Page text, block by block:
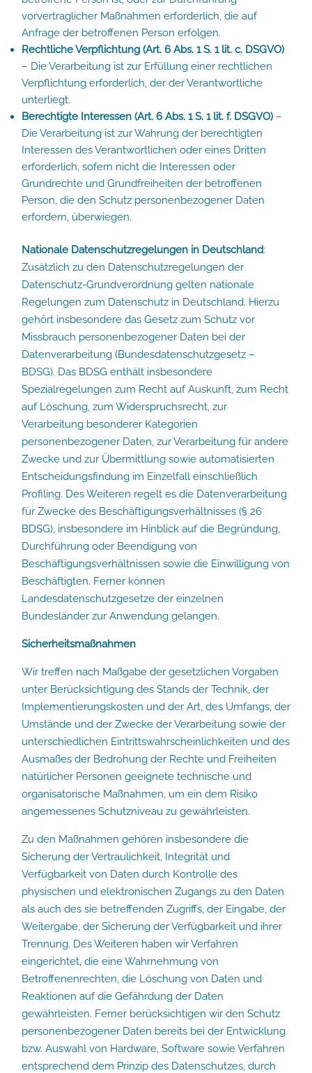
vorvertraglicher Maßnahmen erforderlich, die auf
Anfrage der betroffenen Person erfolgen.
Rechtliche Verpflichtung (Art. 6 Abs. 1 S. 1 lit. c. DSGVO)
– Die Verarbeitung ist zur Erfüllung einer rechtlichen
Verpflichtung erforderlich, der der Verantwortliche
unterliegt.
Berechtigte Interessen (Art. 6 Abs. 1 S. 1 lit. f. DSGVO) –
Die Verarbeitung ist zur Wahrung der berechtigten
Interessen des Verantwortlichen oder eines Dritten
erforderlich, sofern nicht die Interessen oder
Grundrechte und Grundfreiheiten der betroffenen
Person, die den Schutz personenbezogener Daten
erfordern, überwiegen.
Nationale Datenschutzregelungen in Deutschland:
Zusätzlich zu den Datenschutzregelungen der
Datenschutz-Grundverordnung gelten nationale
Regelungen zum Datenschutz in Deutschland. Hierzu
gehört insbesondere das Gesetz zum Schutz vor
Missbrauch personenbezogener Daten bei der
Datenverarbeitung (Bundesdatenschutzgesetz –
BDSG). Das BDSG enthält insbesondere
Spezialregelungen zum Recht auf Auskunft, zum Recht
auf Löschung, zum Widerspruchsrecht, zur
Verarbeitung besonderer Kategorien
personenbezogener Daten, zur Verarbeitung für andere
Zwecke und zur Übermittlung sowie automatisierten
Entscheidungsfindung im Einzelfall einschließlich
Profiling. Des Weiteren regelt es die Datenverarbeitung
für Zwecke des Beschäftigungsverhältnisses (§ 26
BDSG), insbesondere im Hinblick auf die Begründung,
Durchführung oder Beendigung von
Beschäftigungsverhältnissen sowie die Einwilligung von
Beschäftigten. Ferner können
Landesdatenschutzgesetze der einzelnen
Bundesländer zur Anwendung gelangen.
Sicherheitsmaßnahmen
Wir treffen nach Maßgabe der gesetzlichen Vorgaben
unter Berücksichtigung des Stands der Technik, der
Implementierungskosten und der Art, des Umfangs, der
Umstände und der Zwecke der Verarbeitung sowie der
unterschiedlichen Eintrittswahrscheinlichkeiten und des
Ausmaßes der Bedrohung der Rechte und Freiheiten
natürlicher Personen geeignete technische und
organisatorische Maßnahmen, um ein dem Risiko
angemessenes Schutzniveau zu gewährleisten.
Zu den Maßnahmen gehören insbesondere die
Sicherung der Vertraulichkeit, Integrität und
Verfügbarkeit von Daten durch Kontrolle des
physischen und elektronischen Zugangs zu den Daten
als auch des sie betreffenden Zugriffs, der Eingabe, der
Weitergabe, der Sicherung der Verfügbarkeit und ihrer
Trennung. Des Weiteren haben wir Verfahren
eingerichtet, die eine Wahrnehmung von
Betroffenenrechten, die Löschung von Daten und
Reaktionen auf die Gefährdung der Daten
gewährleisten. Ferner berücksichtigen wir den Schutz
personenbezogener Daten bereits bei der Entwicklung
bzw. Auswahl von Hardware, Software sowie Verfahren
entsprechend dem Prinzip des Datenschutzes, durch